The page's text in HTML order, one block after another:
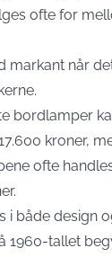
ofte for
markant når
bordlamper
kroner,
ofte
i både design
1960-tallet